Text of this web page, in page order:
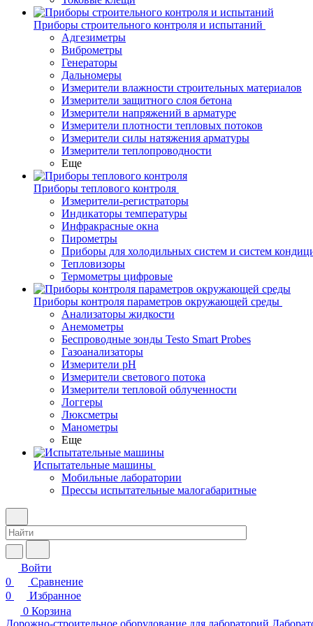
Приборы строительного контроля и испытаний
Адгезиметры
Виброметры
Генераторы
Дальномеры
Измерители влажности строительных материалов
Измерители защитного слоя бетона
Измерители напряжений в арматуре
Измерители плотности тепловых потоков
Измерители силы натяжения арматуры
Измерители теплопроводности
Еще
Приборы теплового контроля
Измерители-регистраторы
Индикаторы температуры
Инфракрасные окна
Пирометры
Приборы для холодильных систем и систем
Тепловизоры
Термометры цифровые
Приборы контроля параметров окружающей среды
Анализаторы жидкости
Анемометры
Беспроводные зонды Testo Smart Probes
Газоанализаторы
Измерители pH
Измерители светового потока
Измерители тепловой облученности
Логгеры
Люксметры
Манометры
Еще
Испытательные машины
Мобильные лаборатории
Прессы испытательные малогабаритные
Войти
0
Сравнение
0
Избранное
0 Корзина
Дорожно-строительное оборудование для лабораторий